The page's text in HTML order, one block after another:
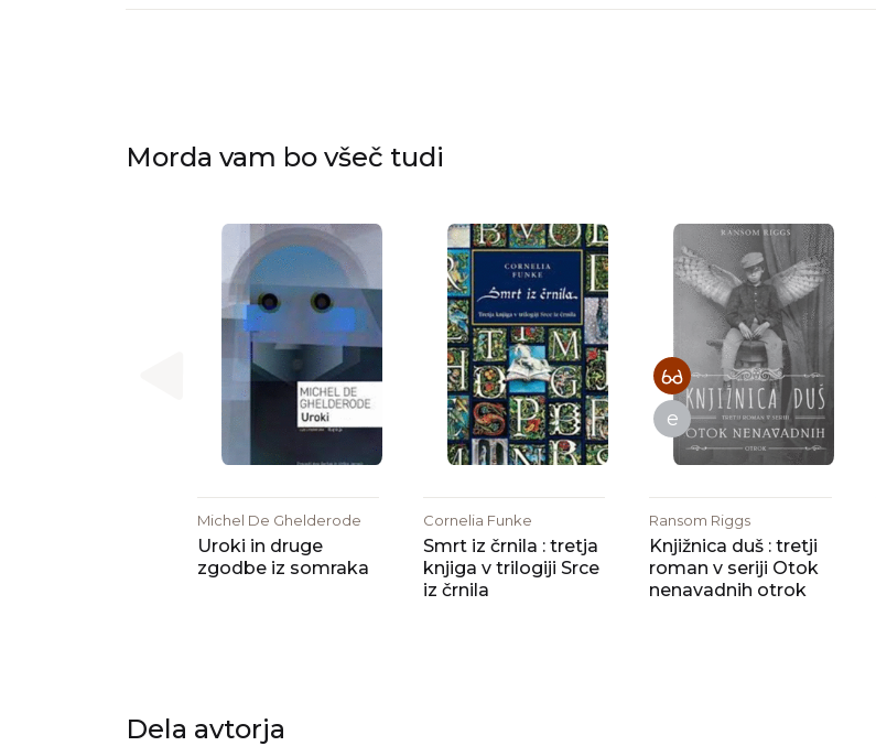
Morda vam bo všeč tudi
Michel De Ghelderode
Uroki in druge
zgodbe iz somraka
Cornelia Funke
Smrt iz črnila : tretja
knjiga v trilogiji Srce
iz črnila
e
Ransom Riggs
Knjižnica duš : tretji
roman v seriji Otok
nenavadnih otrok
Dela avtorja